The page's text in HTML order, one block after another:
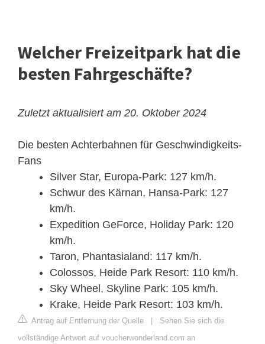
Welcher Freizeitpark hat die
besten Fahrgeschäfte?
Zuletzt aktualisiert am 20. Oktober 2024
Die besten Achterbahnen für Geschwindigkeits-
Fans
Silver Star, Europa-Park: 127 km/h.
Schwur des Kärnan, Hansa-Park: 127
km/h.
Expedition GeForce, Holiday Park: 120
km/h.
Taron, Phantasialand: 117 km/h.
Colossos, Heide Park Resort: 110 km/h.
Sky Wheel, Skyline Park: 105 km/h.
Krake, Heide Park Resort: 103 km/h.
Antrag auf Entfernung der Quelle
Sehen Sie sich die
vollständige Antwort auf voucherwonderland.com an